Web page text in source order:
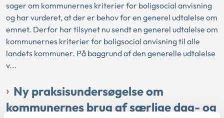
sager om kommunernes kriterier for boligsocial anvisning
og har vurderet, at der er behov for en generel udtalelse om
emnet. Derfor har tilsynet nu sendt en generel udtalelse om
kommunernes kriterier for boligsocial anvisning til alle
landets kommuner. På baggrund af den generelle udtalelse
v...
Ny praksisundersøgelse om
kommunernes brug af særlige dag- og